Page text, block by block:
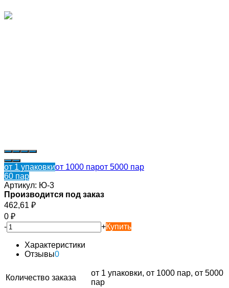
от 1 упаковкиот 1000 парот 5000 пар
60 пар
Артикул: Ю-3
Производится под заказ
462,61 ₽
0 ₽
-
+Купить
Характеристики
Отзывы0
Количество заказа
от 1 упаковки, от 1000 пар, от 5000
пар